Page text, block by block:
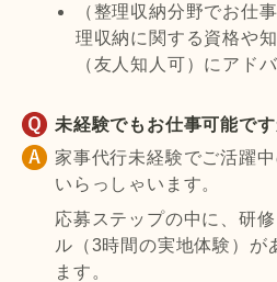
（整理収納分野でお仕
理収納に関する資格や
（友人知人可）にアド
未経験でもお仕事可能です
家事代行未経験でご活躍
いらっしゃいます。
応募ステップの中に、研
ル（3時間の実地体験）が
ます。